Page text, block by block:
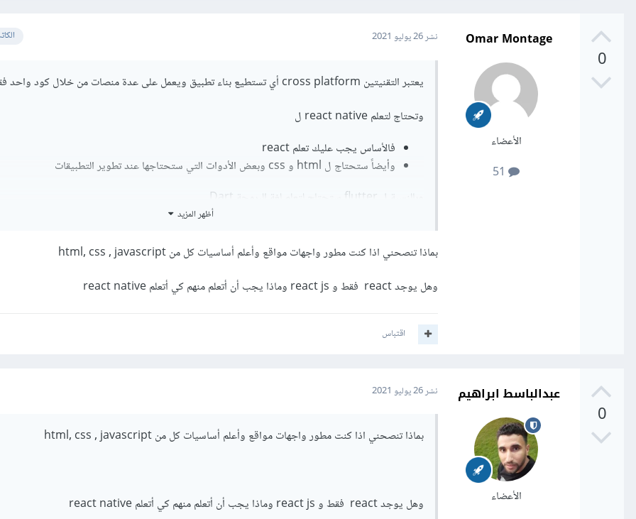
0
Omar Montage
الأعضاء
نشر26 يوليو 2021
يعتبر التقنيتين cross platform أي تستطيع بناء تطبيق ويعمل على عدة منصات من خلال كود واحد فقط
وتحتاج لتعلم react native ل
فالأساس يجب عليك تعلم react
وأيضاً ستحتاج ل html و css وبعض الأدوات التي ستحتاجها عند تطوير التطبيقات
وبالنسبة ل flutter ستحتاج لتعلم لغة البرمجة Dart
فرص عمل كثيرة ويمكنك فتح مواقع التوظيف أو منصات العمل الحر وبالحث عن الوظائف الموجودة لكل
أظهر المزيد
بماذا تنصحني اذا كنت مطور واجهات مواقع وأعلم أساسيات كل من html, css , javascript
وهل يوجد react فقط و react js وماذا يجب أن أتعلم منهم كي أتعلم react native
اقتباس
0
عبدالباسط ابراهيم
الأعضاء
نشر26 يوليو 2021
بماذا تنصحني اذا كنت مطور واجهات مواقع وأعلم أساسيات كل من html, css , javascript
وهل يوجد react فقط و react js وماذا يجب أن أتعلم منهم كي أتعلم react native